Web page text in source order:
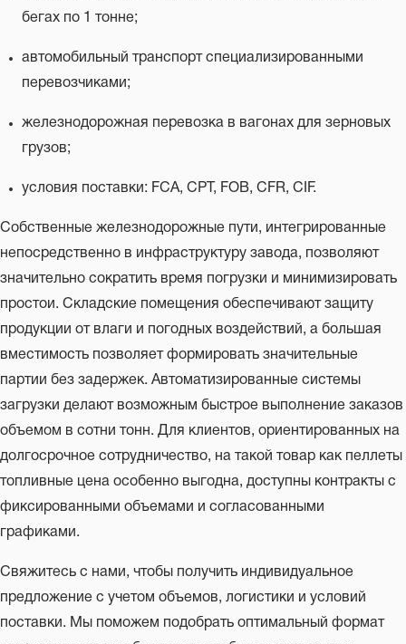
бегах по 1 тонне;
автомобильный транспорт специализированными
перевозчиками;
железнодорожная перевозка в вагонах для зерновых
грузов;
условия поставки: FCA, CPT, FOB, CFR, CIF.
Собственные железнодорожные пути, интегрированные
непосредственно в инфраструктуру завода, позволяют
значительно сократить время погрузки и минимизировать
простои. Складские помещения обеспечивают защиту
продукции от влаги и погодных воздействий, а большая
вместимость позволяет формировать значительные
партии без задержек. Автоматизированные системы
загрузки делают возможным быстрое выполнение заказов
объемом в сотни тонн. Для клиентов, ориентированных на
долгосрочное сотрудничество, на такой товар как пеллеты
топливные цена особенно выгодна, доступны контракты с
фиксированными объемами и согласованными
графиками.
Свяжитесь с нами, чтобы получить индивидуальное
предложение с учетом объемов, логистики и условий
поставки. Мы поможем подобрать оптимальный формат